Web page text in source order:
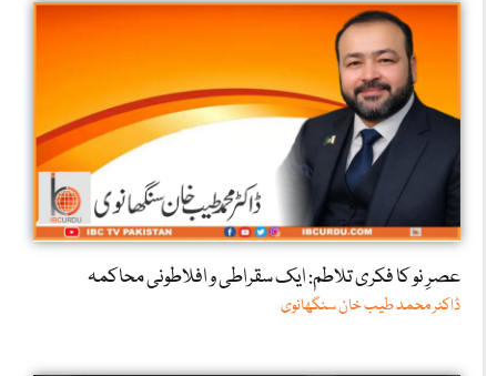
عصرِ نو کا فکری تلاطم: ایک سقراطی و افلاطونی محاکمہ
ڈاکٹر محمد طیب خان سنگھانوی